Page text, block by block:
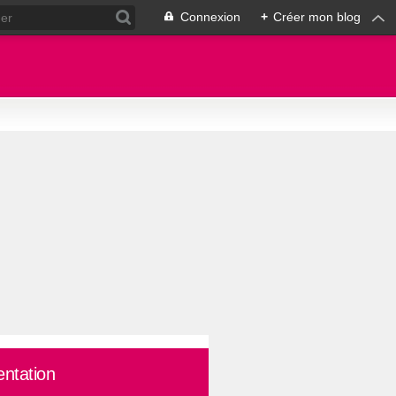
Connexion + Créer mon blog